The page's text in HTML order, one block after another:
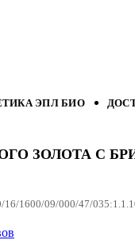
ЭПЛ БИО
ЗОЛОТА С
16/1600/09/000/47/